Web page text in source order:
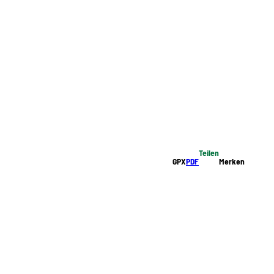
GPXPDF
Teilen
Merken